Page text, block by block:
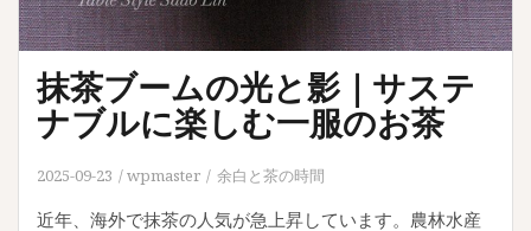
抹茶ブームの光と影｜サステ
ナブルに楽しむ一服のお茶
2025-09-23 wpmaster 余白と茶の時間
近年、海外で抹茶の人気が急上昇しています。農林水産